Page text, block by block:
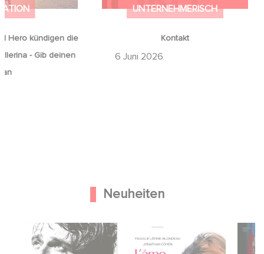
Hero kündigen die
- Gib deinen
an
UNTERNEHMERISCH
Kontakt
6 Juni 2026
Neuheiten